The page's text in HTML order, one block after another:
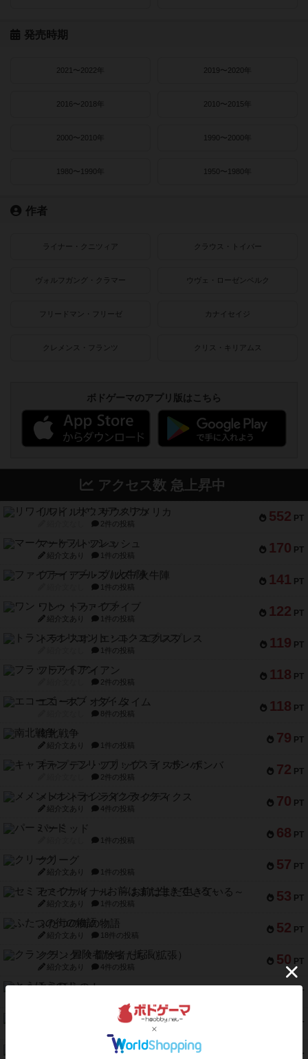
発売時期
2021〜2022年 2019〜2020年
2016〜2018年 2010〜2015年
2000〜2010年 1990〜2000年
1980〜1990年 1950〜1980年
作者
ライナー・クニツィア クラウス・トイバー
ヴォルフガング・クラマー ウヴェ・ローゼンベルク
フリードマン・フリーゼ カナイセイジ
クレメンス・フランツ クリス・キリアムス
ボドゲーマのアプリ版はこちら
アクセス数 急上昇中
552 PT
リワイルド：サウスアメリカ
2件の投稿
170 PT
マーケットフレッシュ
紹介文あり 1件の投稿
141 PT
ファイアー・ブルズ / 火牛陣
1件の投稿
122 PT
ワン・トゥ・ファイブ
紹介文あり 1件の投稿
119 PT
トランスオリエント・エクスプレス
1件の投稿
118 PT
フラットアイアン
2件の投稿
118 PT
エコーズ・オブ・タイム
8件の投稿
79 PT
南北戦争
紹介文あり 1件の投稿
72 PT
キャプテン・フリップ：イスラ・ボンバ
2件の投稿
70 PT
メメントオンラインタクティクス
紹介文あり 4件の投稿
68 PT
パーミッド
1件の投稿
57 PT
クリーグ
紹介文あり 1件の投稿
53 PT
セミファイナル ～お前はまだ生きている～
紹介文あり 1件の投稿
52 PT
ふたつの街の物語
紹介文あり 18件の投稿
50 PT
クランク! ：冒険者たち（拡張）
紹介文あり 4件の投稿
PT
とうほうの！
PT
スターマイン・ラミー ポケット
PT